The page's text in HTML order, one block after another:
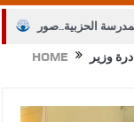
الحزبية..صور
في الحقوق والقانون
HOME
وزير